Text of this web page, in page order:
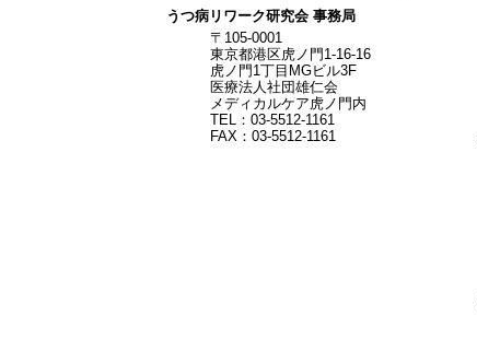
うつ病リワーク研究会 事務局
〒105-0001
東京都港区虎ノ門1-16-16
虎ノ門1丁目MGビル3F
医療法人社団雄仁会
メディカルケア虎ノ門内
TEL：03-5512-1161
FAX：03-5512-1161